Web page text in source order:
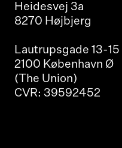
Heidesvej 3a
8270 Højbjerg
Lautrupsgade 13-15
2100 København Ø
(The Union)
CVR: 39592452